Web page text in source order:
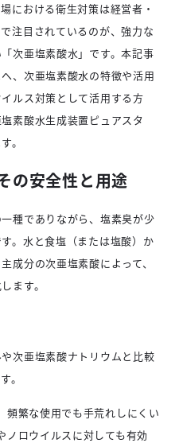
における衛生対策は経営者・
注目されているのが、強力な
次亜塩素酸水」です。本記事
、次亜塩素酸水の特徴や活用
ルス対策として活用する方
素酸水生成装置ピュアスタ
。
の安全性と用途
種でありながら、塩素臭が少
。水と食塩（または塩酸）か
成分の次亜塩素酸によって、
ます。
次亜塩素酸ナトリウムと比較
。
頻繁な使用でも手荒れしにくい
ノロウイルスに対しても有効